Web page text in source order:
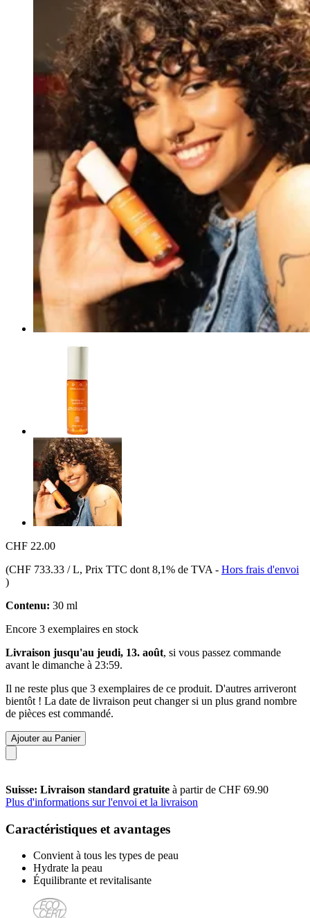
CHF 22.00
(CHF 733.33 / L, Prix TTC dont 8,1% de TVA - Hors frais d'envoi
)
Contenu: 30 ml
Encore 3 exemplaires en stock
Livraison jusqu'au jeudi, 13. août, si vous passez commande
avant le dimanche à 23:59.
Il ne reste plus que 3 exemplaires de ce produit. D'autres arriveront
bientôt ! La date de livraison peut changer si un plus grand nombre
de pièces est commandé.
Ajouter au Panier
Suisse: Livraison standard gratuite à partir de CHF 69.90
Plus d'informations sur l'envoi et la livraison
Caractéristiques et avantages
Convient à tous les types de peau
Hydrate la peau
Équilibrante et revitalisante